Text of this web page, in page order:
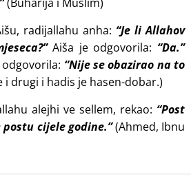
(Buharija i Muslim)
radijallahu anha: “Je li Allahov
Aiša je odgovorila: “Da.”
odgovorila: “Nije se obazirao na to
i drugi i hadis je hasen-dobar.)
alejhi ve sellem, rekao: “Post
cijele godine.”(Ahmed, Ibnu